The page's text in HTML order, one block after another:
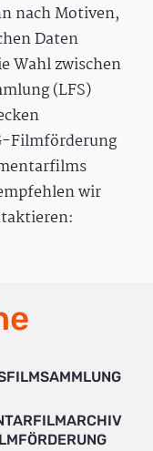
nach Motiven,
Daten
Wahl zwischen
(LFS)
Filmförderung
wir